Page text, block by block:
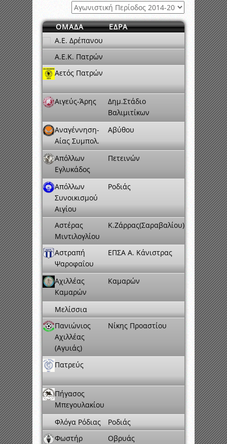
ΟΜΑΔΑ
ΕΔΡΑ
A.E. Δρέπανου
Α.Ε.Κ. Πατρών
Αετός Πατρών
Αιγεύς-Άρης
Δημ.Στάδιο
Βαλιμιτίκων
Αναγέννηση-
Αίας Συμπολ.
Αβύθου
Απόλλων
Εγλυκάδος
Πετεινών
Απόλλων
Συνοικισμού
Αιγίου
Ροδιάς
Αστέρας
Μιντιλογλίου
Κ.Ζάρρας(Σαραβαλίου)
Αστραπή
Ψαροφαΐου
ΕΠΣΑ Α. Κάνιστρας
Αχιλλέας
Καμαρών
Καμαρών
Μελίσσια
Πανιώνιος
Αχιλλέας
(Αγυιάς)
Νίκης Προαστίου
Πατρεύς
Πήγασος
Μπεγουλακίου
Φλόγα Ρόδιας
Ροδιάς
Φωστήρ
Οβρυάς